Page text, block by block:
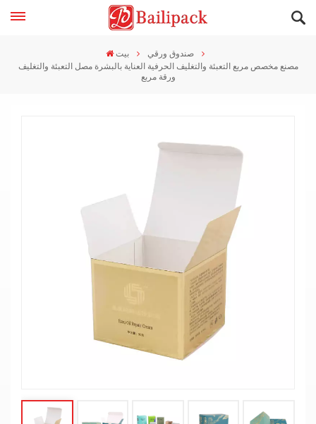
بيت
صندوق ورقي
مصنع مخصص مربع التعبئة والتغليف الحرفية العناية بالبشرة مصل التعبئة والتغليف
ورقة مربع